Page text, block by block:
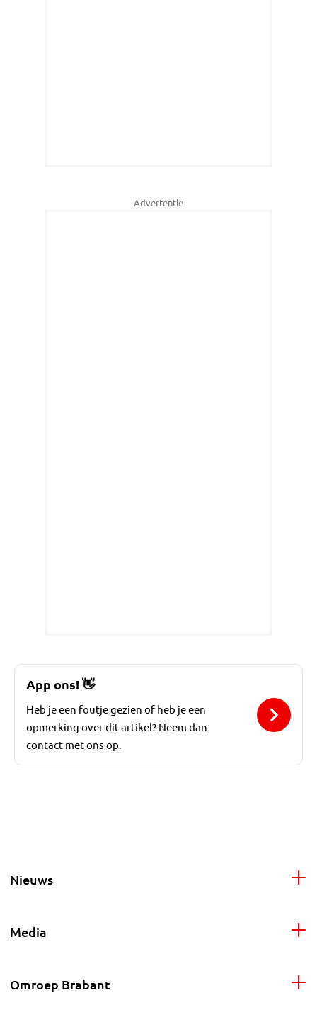
Advertentie
App ons!👋
Heb je een foutje gezien of heb je een
opmerking over dit artikel? Neem dan
contact met ons op.
Nieuws
Media
Omroep Brabant